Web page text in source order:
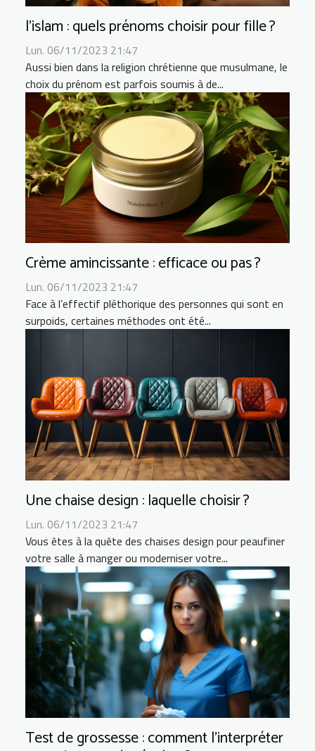
l’islam : quels prénoms choisir pour fille ?
Lun. 06/11/2023 21:47
Aussi bien dans la religion chrétienne que musulmane, le
choix du prénom est parfois soumis à de...
Crème amincissante : efficace ou pas ?
Lun. 06/11/2023 21:47
Face à l’effectif pléthorique des personnes qui sont en
surpoids, certaines méthodes ont été...
Une chaise design : laquelle choisir ?
Lun. 06/11/2023 21:47
Vous êtes à la quête des chaises design pour peaufiner
votre salle à manger ou moderniser votre...
Test de grossesse : comment l’interpréter